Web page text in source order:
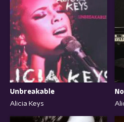
Unbreakable
Alicia Keys